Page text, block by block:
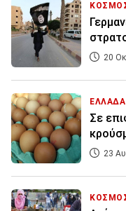
20
ΕΛΛΑΔΑ
Σε
23